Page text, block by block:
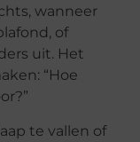
wanneer
of
uit. Het
“Hoe
te vallen of